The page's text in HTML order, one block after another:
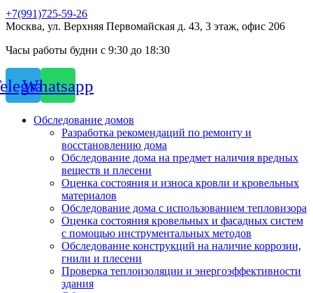
+7(991)725-59-26
Москва, ул. Верхняя Первомайская д. 43, 3 этаж, офис 206
Часы работы будни с 9:30 до 18:30
Whatsapp
Обследование домов
Разработка рекомендаций по ремонту и
восстановлению дома
Обследование дома на предмет наличия вредных
веществ и плесени
Оценка состояния и износа кровли и кровельных
материалов
Обследование дома с использованием тепловизора
Оценка состояния кровельных и фасадных систем
с помощью инструментальных методов
Обследование конструкций на наличие коррозии,
гнили и плесени
Проверка теплоизоляции и энергоэффективности
здания